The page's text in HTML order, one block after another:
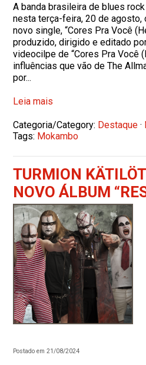
A banda brasileira de blues
nesta terça-feira, 20 de
novo single, “Cores Pra Você
produzido, dirigido e editado
videocilpe de “Cores Pra Você
influências que vão de The
por...
Leia mais
Categoria/Category: Destaque ·
Tags: Mokambo
TURMION
NOVO ÁLBUM
Postado em 21/08/2024